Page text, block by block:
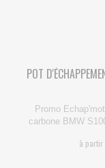
POT
Promo
carbone BMW
à partir